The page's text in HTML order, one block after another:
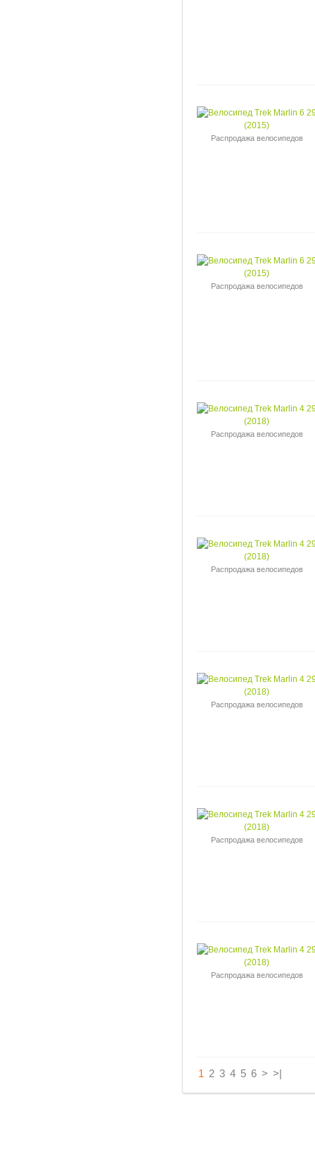
Распродажа велосипедов
Распродажа велосипедов
Распродажа велосипедов
Распродажа велосипедов
Распродажа велосипедов
Распродажа велосипедов
Распродажа велосипедов
1 2 3 4 5 6 > >|